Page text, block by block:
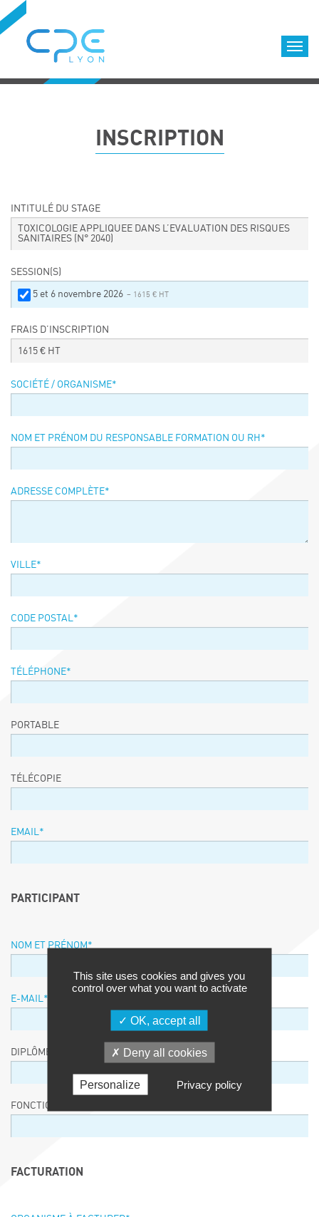
Formations diplômantes
Equipe
Nous choisir
LOCATION DE SALLES DE FORMATION
Accès
Événements
FRENCH-CHINESE CONFERENCE ON GREEN
INSCRIPTION
INTITULÉ DU STAGE
TOXICOLOGIE APPLIQUEE DANS L’EVALUATION DES RISQUES
SANITAIRES (N° 2040)
SESSION(S)
5 et 6 novembre 2026 – 1615 € HT
FRAIS D’INSCRIPTION
1615 € HT
SOCIÉTÉ / ORGANISME*
NOM ET PRÉNOM DU RESPONSABLE FORMATION OU RH *
ADRESSE COMPLÈTE*
VILLE*
CODE POSTAL*
TÉLÉPHONE*
PORTABLE
TÉLÉCOPIE
EMAIL *
PARTICIPANT
NOM ET PRÉNOM *
E-MAIL *
DIPLÔME / EQUIVALENCE / NIVEAU
FONCTION
FACTURATION
Cookies management panel
This site uses cookies and gives you
control over what you want to activate
OK, accept all
Deny all cookies
Personalize Privacy policy